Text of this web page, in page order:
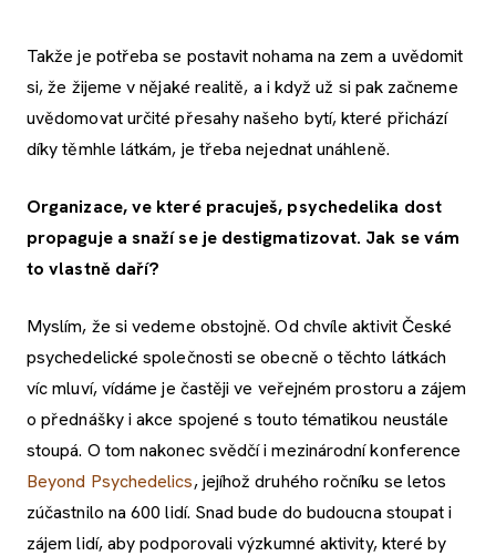
Takže je potřeba se postavit nohama na zem a uvědomit
si, že žijeme v nějaké realitě, a i když už si pak začneme
uvědomovat určité přesahy našeho bytí, které přichází
díky těmhle látkám, je třeba nejednat unáhleně.
Organizace, ve které pracuješ, psychedelika dost
propaguje a snaží se je destigmatizovat. Jak se vám
to vlastně daří?
Myslím, že si vedeme obstojně. Od chvíle aktivit České
psychedelické společnosti se obecně o těchto látkách
víc mluví, vídáme je častěji ve veřejném prostoru a zájem
o přednášky i akce spojené s touto tématikou neustále
stoupá. O tom nakonec svědčí i mezinárodní konference
Beyond Psychedelics, jejíhož druhého ročníku se letos
zúčastnilo na 600 lidí. Snad bude do budoucna stoupat i
zájem lidí, aby podporovali výzkumné aktivity, které by